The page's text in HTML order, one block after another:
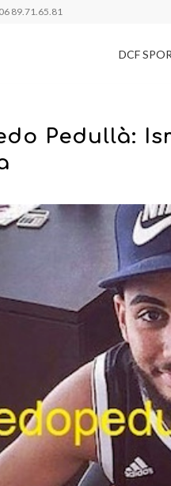
06 89.71.65.81
DCF
Pedullà: